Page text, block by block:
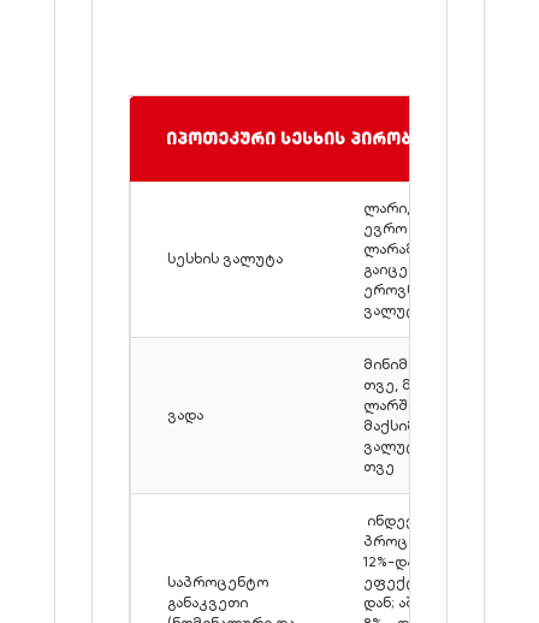
იპოთეკური სესხის პირობები
სესხის ვალუტა
ლარი, დოლარი,
ევრო (1,000,000
ლარამდე სესხები
გაიცემა მხოლოდ
ეროვნულ
ვალუტაში)
ვადა
მინიმალური - 6
თვე, მაქსიმალური
ლარში - 240 თვე,
მაქსიმალური
ვალუტაში - 120
თვე
საპროცენტო
განაკვეთი
ინდექსირებული**
პროცენტი: ლარი
12%-დან,
ეფექტური 12,9%-
დან; აშშ დოლარი